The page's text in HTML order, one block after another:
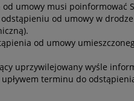
umowy musi poinformować
od umowy w
od umowy
uprzywilejowany wyśle
terminu do